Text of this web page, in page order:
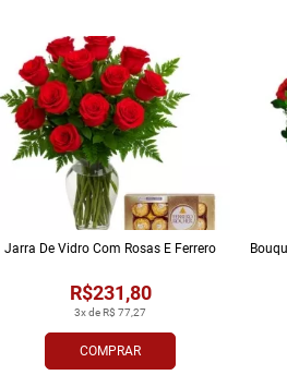
COMPRAR
3x de R$ 77,27
R$231,80
Jarra De Vidro Com Rosas E Ferrero